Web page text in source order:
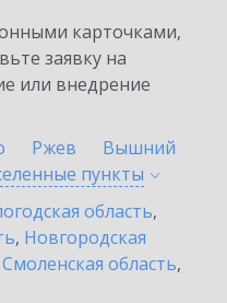
карточками,
заявку на
или внедрение
Ржев
Вышний
пункты
область,
, Новгородская
Смоленская область,